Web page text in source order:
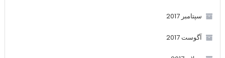
سپتامبر 2017
آگوست 2017